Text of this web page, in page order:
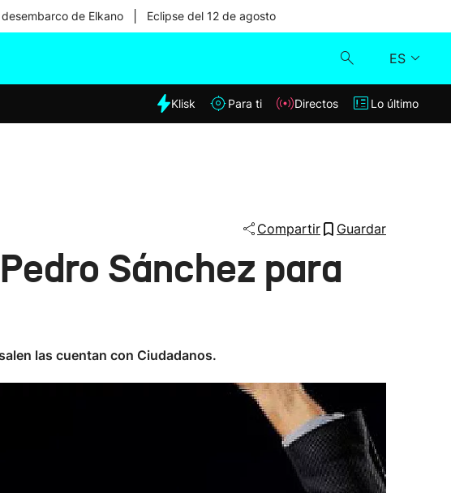
de Elkano Eclipse del 12 de agosto
ES
Klisk
Klisk Para ti Directos Lo último
Compartir Guardar
Sánchez para
las cuentan con Ciudadanos.